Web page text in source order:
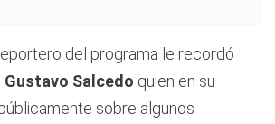
del programa le recordó
Gustavo Salcedo quien en su
sobre algunos